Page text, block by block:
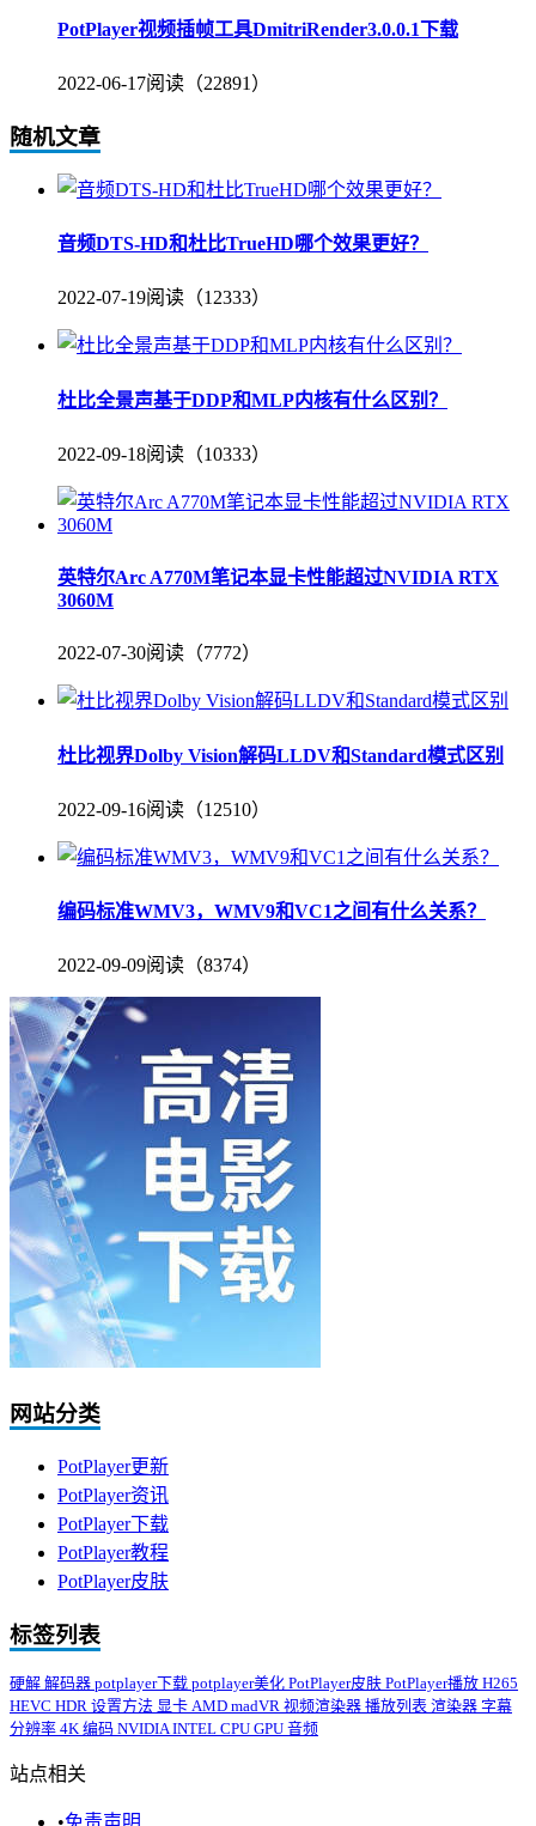
PotPlayer视频插帧工具DmitriRender3.0.0.1下载
2022-06-17阅读（22891）
随机文章
音频DTS-HD和杜比TrueHD哪个效果更好？
2022-07-19阅读（12333）
杜比全景声基于DDP和MLP内核有什么区别？
2022-09-18阅读（10333）
英特尔Arc A770M笔记本显卡性能超过NVIDIA RTX
3060M
2022-07-30阅读（7772）
杜比视界Dolby Vision解码LLDV和Standard模式区别
2022-09-16阅读（12510）
编码标准WMV3，WMV9和VC1之间有什么关系？
2022-09-09阅读（8374）
网站分类
PotPlayer更新
PotPlayer资讯
PotPlayer下载
PotPlayer教程
PotPlayer皮肤
标签列表
硬解 解码器 potplayer下载 potplayer美化 PotPlayer皮肤 PotPlayer播放 H265
HEVC HDR 设置方法 显卡 AMD madVR 视频渲染器 播放列表 渲染器 字幕
分辨率 4K 编码 NVIDIAINTEL CPU GPU 音频
站点相关